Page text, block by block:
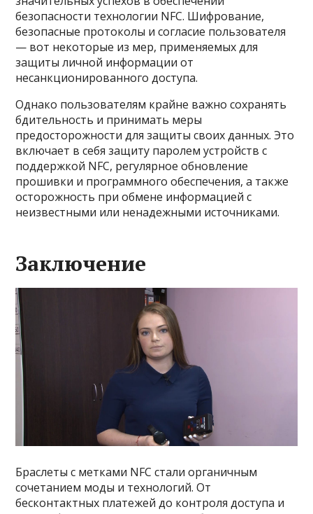
безопасности технологии NFC. Шифрование,
безопасные протоколы и согласие пользователя
— вот некоторые из мер, применяемых для
защиты личной информации от
несанкционированного доступа.
Однако пользователям крайне важно сохранять
бдительность и принимать меры
предосторожности для защиты своих данных. Это
включает в себя защиту паролем устройств с
поддержкой NFC, регулярное обновление
прошивки и программного обеспечения, а также
осторожность при обмене информацией с
неизвестными или ненадежными источниками.
Заключение
Браслеты с метками NFC стали органичным
сочетанием моды и технологий. От
бесконтактных платежей до контроля доступа и